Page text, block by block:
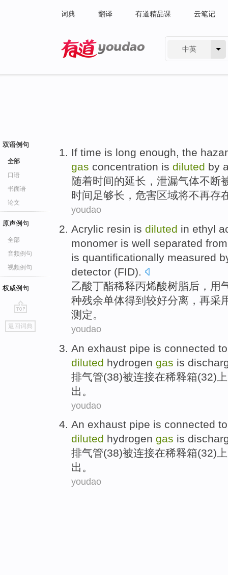
词典 翻译 有道精品课 云笔记
中英
双语例句
全部
口语
书面语
论文
原声例句
全部
音频例句
视频例句
权威例句
go
top
返回词典
If time is long enough, the
gas concentration is diluted by
随着时间的延长， 泄漏气体不断
时间 足够长 ，危害区域将不再存
youdao
Acrylic resin is diluted in ethyl
monomer is well separated from
is quantificationally measured
detector (FID).
乙酸丁酯稀释丙烯酸树脂后， 用
种残余单体得到 较好分离 ，再采
测定。
youdao
An exhaust pipe is connected
diluted hydrogen gas is
排气管(38)被连接在稀释箱(32)
出 。
youdao
An exhaust pipe is connected
diluted hydrogen gas is
排气管(38)被连接在稀释箱(32)
出 。
youdao